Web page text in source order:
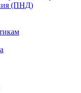
(ПНД)